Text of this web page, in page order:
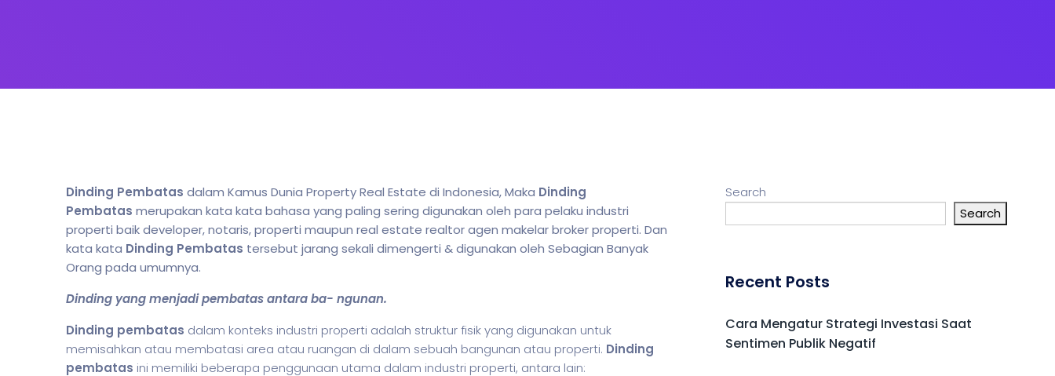
Dinding Pembatas dalam Kamus Dunia Property Real Estate di Indonesia, Maka Dinding
Pembatas merupakan kata kata bahasa yang paling sering digunakan oleh para pelaku industri
properti baik developer, notaris, properti maupun real estate realtor agen makelar broker properti. Dan
kata kata Dinding Pembatas tersebut jarang sekali dimengerti & digunakan oleh Sebagian Banyak
Orang pada umumnya.
Dinding yang menjadi pembatas antara ba- ngunan.
Dinding pembatas dalam konteks industri properti adalah struktur fisik yang digunakan untuk
memisahkan atau membatasi area atau ruangan di dalam sebuah bangunan atau properti. Dinding
pembatas ini memiliki beberapa penggunaan utama dalam industri properti, antara lain:
Search
Search
Recent Posts
Cara Mengatur Strategi Investasi Saat
Sentimen Publik Negatif